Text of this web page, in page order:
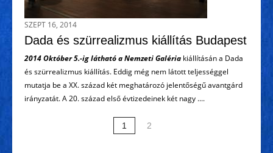
SZEPT 16, 2014
Dada és szürrealizmus kiállítás Budapest
2014 Október 5.-ig látható a Nemzeti Galéria kiállításán a Dada
és szürrealizmus kiállítás. Eddig még nem látott teljességgel
mutatja be a XX. század két meghatározó jelentőségű avantgárd
irányzatát. A 20. század első évtizedeinek két nagy ....
1 2